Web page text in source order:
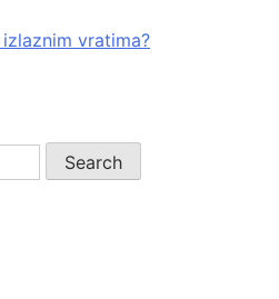
izlaznim vratima?